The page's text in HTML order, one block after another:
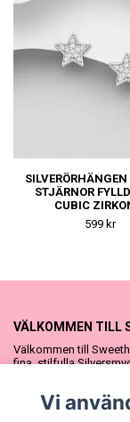
STJÄRNOR
CUBIC
599 kr
VÄLKOMMEN TILL
Välkommen till
fina, stilfulla
vår söta Sweethearts
Vi